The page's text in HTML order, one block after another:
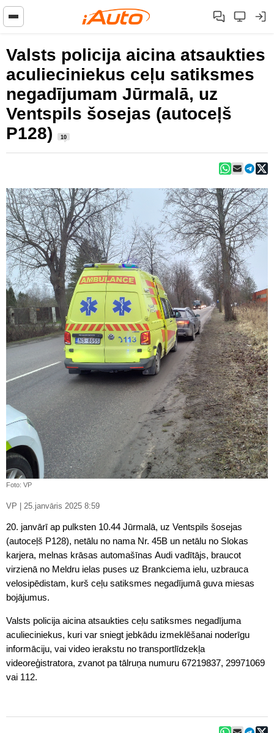
Valsts policija aicina atsaukties
aculieciniekus ceļu satiksmes
negadījumam Jūrmalā, uz
Ventspils šosejas (autoceļš
P128)
10
Foto: VP
VP | 25.janvāris 2025 8:59
20. janvārī ap pulksten 10.44 Jūrmalā, uz Ventspils šosejas
(autoceļš P128), netālu no nama Nr. 45B un netālu no Slokas
karjera, melnas krāsas automašīnas Audi vadītājs, braucot
virzienā no Meldru ielas puses uz Brankciema ielu, uzbrauca
velosipēdistam, kurš ceļu satiksmes negadījumā guva miesas
bojājumus.
Valsts policija aicina atsaukties ceļu satiksmes negadījuma
aculieciniekus, kuri var sniegt jebkādu izmeklēšanai noderīgu
informāciju, vai video ierakstu no transportlīdzekļa
videoreģistratora, zvanot pa tālruņa numuru 67219837, 29971069
vai 112.